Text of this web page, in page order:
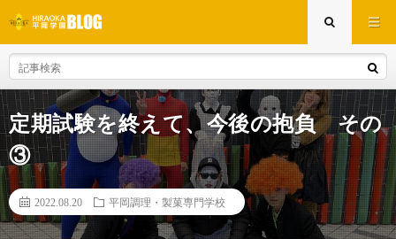
定期試験を終えて、今後の抱負 その
③
2022.08.20 平岡調理・製菓専門学校